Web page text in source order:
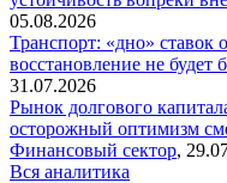
05.08.2026
Транспорт: «дно» ставок
восстановление не будет
31.07.2026
Рынок долгового
осторожный оптимизм
Финансовый сектор,
Вся аналитика